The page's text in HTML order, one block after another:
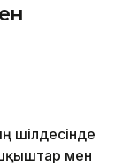
шілдесінде
мен